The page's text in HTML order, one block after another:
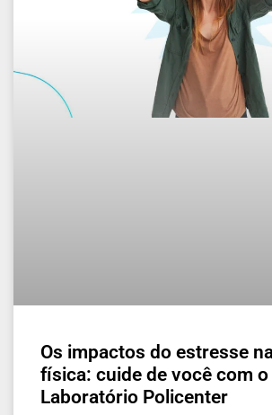
Os impactos do estresse
física: cuide de você com o
Laboratório Policenter